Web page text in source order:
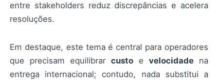
entre stakeholders reduz discrepâncias e acelera
resoluções.
Em destaque, este tema é central para operadores
que precisam equilibrar custo e velocidade na
entrega internacional; contudo, nada substitui a